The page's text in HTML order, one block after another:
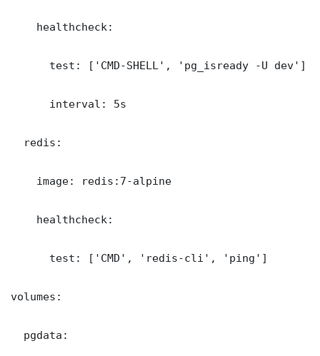
    healthcheck:
      test: ['CMD-SHELL', 'pg_isready -U dev']
      interval: 5s
  redis:
    image: redis:7-alpine
    healthcheck:
      test: ['CMD', 'redis-cli', 'ping']
volumes:
  pgdata: